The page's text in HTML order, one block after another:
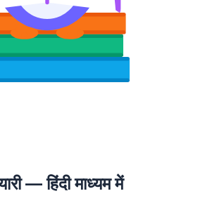
— हिंदी माध्यम में